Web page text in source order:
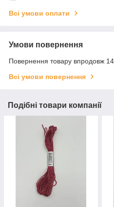
Всі умови оплати
Умови повернення
Повернення товару впродовж
Всі умови повернення
Подібні товари компанії